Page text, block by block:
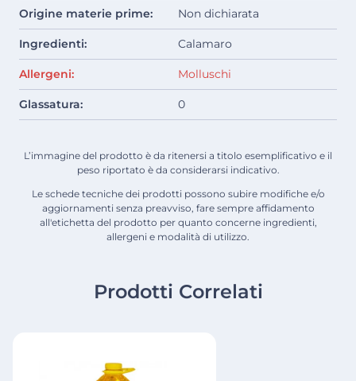
Origine materie prime: Non dichiarata
Ingredienti: Calamaro
Allergeni: Molluschi
Glassatura: 0
L’immagine del prodotto è da ritenersi a titolo esemplificativo e il
peso riportato è da considerarsi indicativo.
Le schede tecniche dei prodotti possono subire modifiche e/o
aggiornamenti senza preavviso, fare sempre affidamento
all'etichetta del prodotto per quanto concerne ingredienti,
allergeni e modalità di utilizzo.
Prodotti Correlati